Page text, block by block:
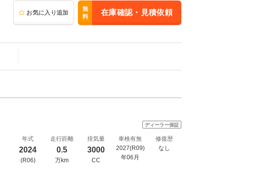
お気に入り追加
無
料
在庫確認・見積依頼
ディーラー保証
年式
2024
(R06)
走行距離
0.5
万km
排気量
3000
CC
車検有無
2027(R09)
年06月
修復歴
なし